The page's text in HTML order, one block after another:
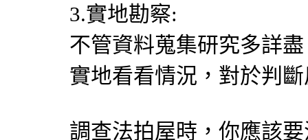
3.實地勘察:
不管資料蒐集研究多詳
實地看看情況，對於判
調查法拍屋時，你應該